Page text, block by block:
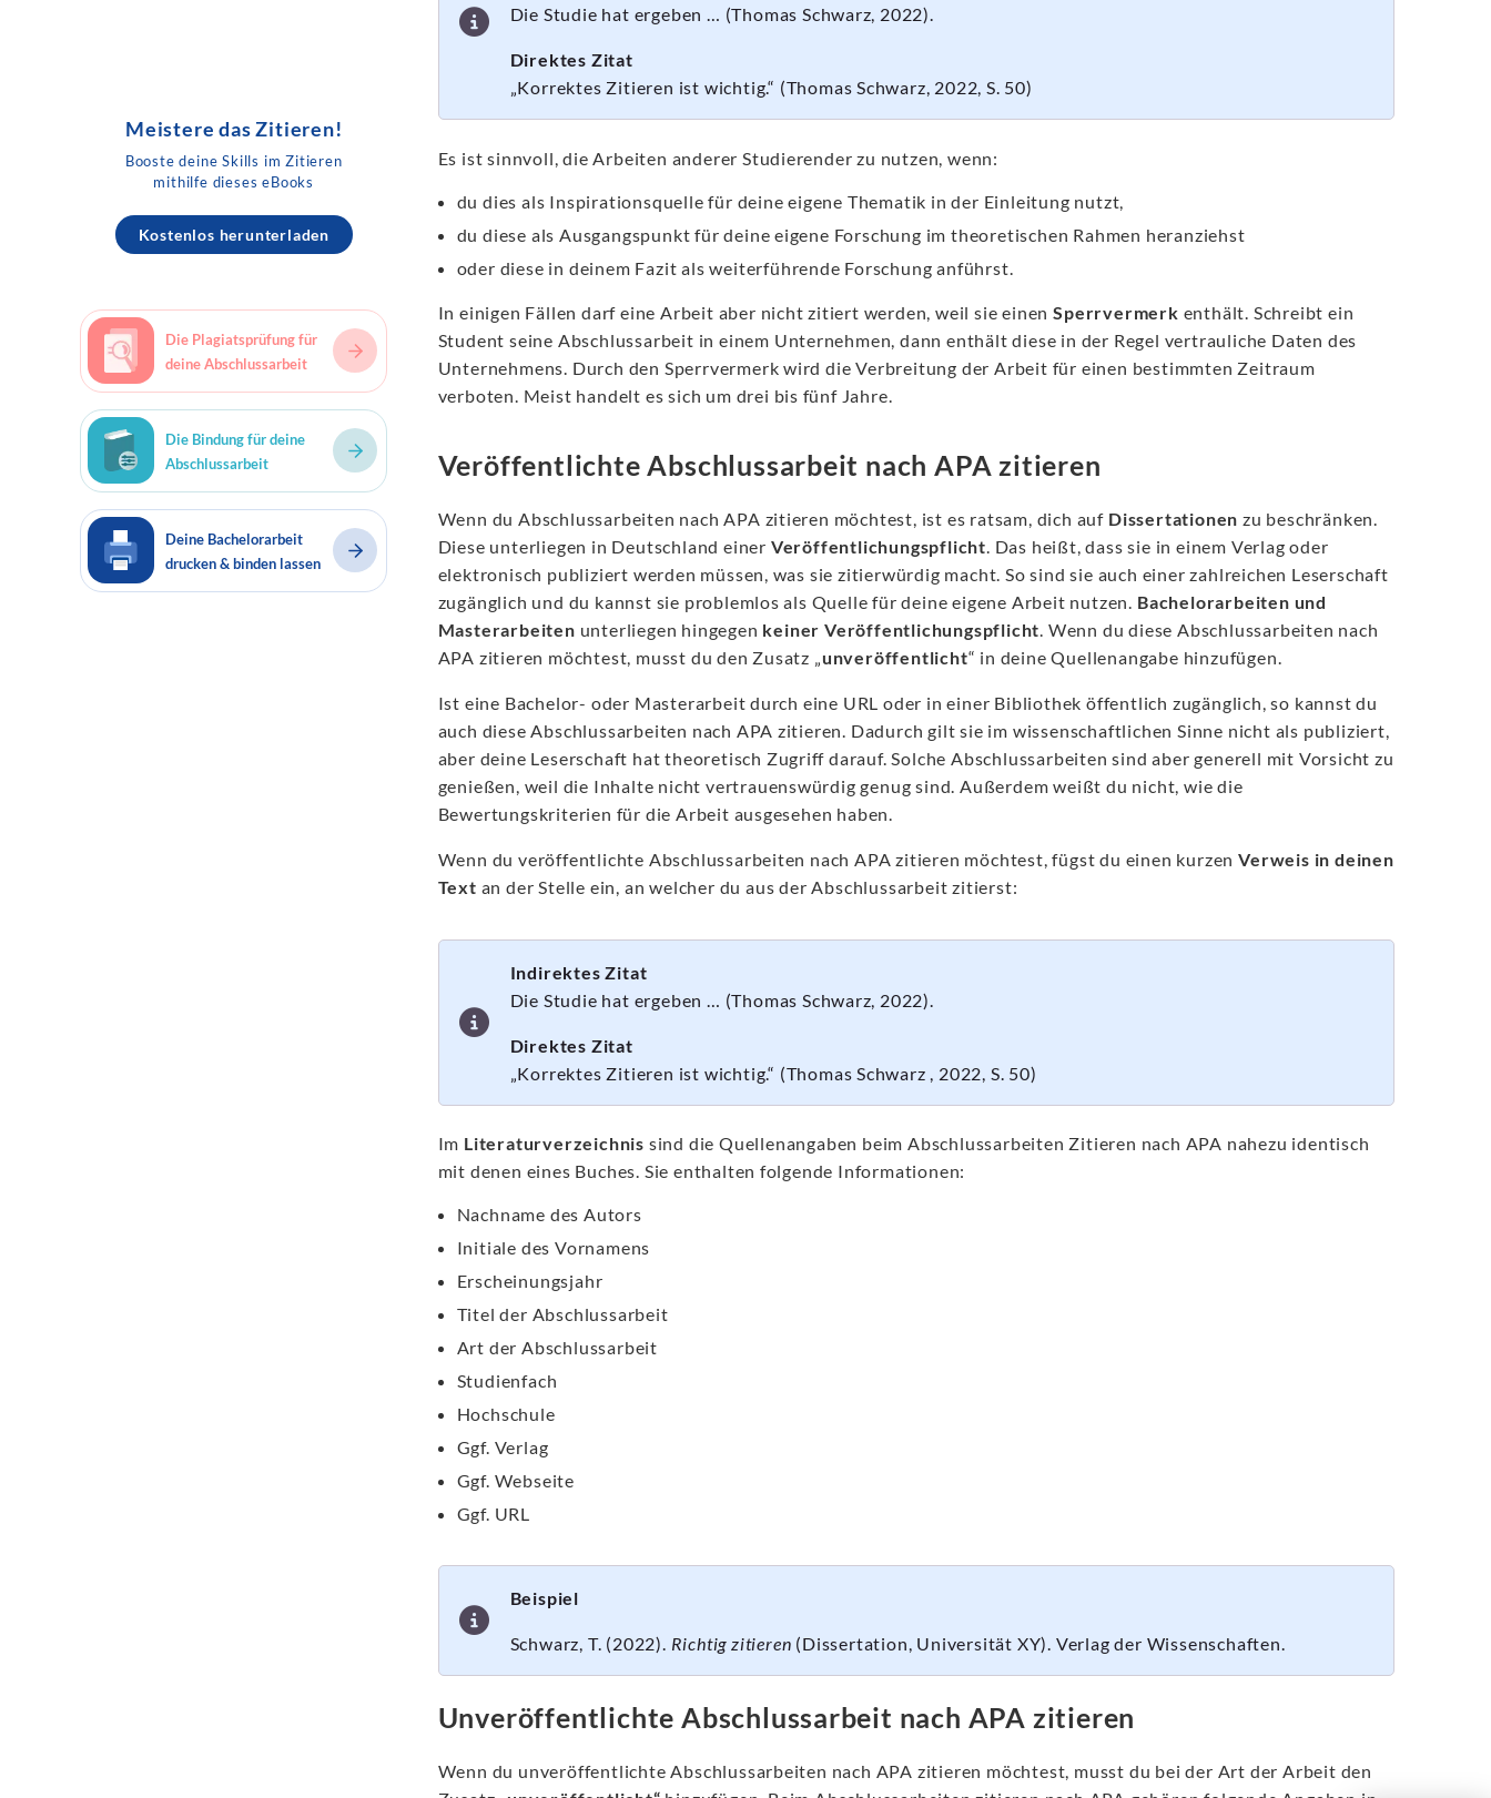
Meistere das Zitieren!
Booste deine Skills im Zitieren
mithilfe dieses eBooks
Kostenlos herunterladen
Die Plagiatsprüfung für
deine Abschlussarbeit
Die Bindung für deine
Abschlussarbeit
Deine Bachelorarbeit
drucken & binden lassen
Die Studie hat ergeben … (Thomas Schwarz, 2022).
Direktes Zitat
„Korrektes Zitieren ist wichtig.“ (Thomas Schwarz, 2022, S. 50)
Es ist sinnvoll, die Arbeiten anderer Studierender zu nutzen, wenn:
du dies als Inspirationsquelle für deine eigene Thematik in der Einleitung nutzt,
du diese als Ausgangspunkt für deine eigene Forschung im theoretischen Rahmen heranziehst
oder diese in deinem Fazit als weiterführende Forschung anführst.
In einigen Fällen darf eine Arbeit aber nicht zitiert werden, weil sie einenSperrvermerk enthält. Schreibt ein
Student seine Abschlussarbeit in einem Unternehmen, dann enthält diese in der Regel vertrauliche Daten des
Unternehmens. Durch den Sperrvermerk wird die Verbreitung der Arbeit für einen bestimmten Zeitraum
verboten. Meist handelt es sich um drei bis fünf Jahre.
Veröffentlichte Abschlussarbeit nach APA zitieren
Wenn du Abschlussarbeiten nach APA zitieren möchtest, ist es ratsam, dich auf Dissertationen zu beschränken.
Diese unterliegen in Deutschland einer Veröffentlichungspflicht . Das heißt, dass sie in einem Verlag oder
elektronisch publiziert werden müssen, was sie zitierwürdig macht. So sind sie auch einer zahlreichen Leserschaft
zugänglich und du kannst sie problemlos als Quelle für deine eigene Arbeit nutzen. Bachelorarbeiten und
Masterarbeiten unterliegen hingegen keiner Veröffentlichungspflicht . Wenn du diese Abschlussarbeiten nach
APA zitieren möchtest, musst du den Zusatz „ unveröffentlicht“ in deine Quellenangabe hinzufügen.
Ist eine Bachelor- oder Masterarbeit durch eine URL oder in einer Bibliothek öffentlich zugänglich, so kannst du
auch diese Abschlussarbeiten nach APA zitieren. Dadurch gilt sie im wissenschaftlichen Sinne nicht als publiziert,
aber deine Leserschaft hat theoretisch Zugriff darauf. Solche Abschlussarbeiten sind aber generell mit Vorsicht zu
genießen, weil die Inhalte nicht vertrauenswürdig genug sind. Außerdem weißt du nicht, wie die
Bewertungskriterien für die Arbeit ausgesehen haben.
Wenn du veröffentlichte Abschlussarbeiten nach APA zitieren möchtest, fügst du einen kurzenVerweis in deinen
Text an der Stelle ein, an welcher du aus der Abschlussarbeit zitierst:
Indirektes Zitat
Die Studie hat ergeben … (Thomas Schwarz, 2022).
Direktes Zitat
„Korrektes Zitieren ist wichtig.“ (Thomas Schwarz , 2022, S. 50)
Im Literaturverzeichnis sind die Quellenangaben beim Abschlussarbeiten Zitieren nach APA nahezu identisch
mit denen eines Buches. Sie enthalten folgende Informationen:
Nachname des Autors
Initiale des Vornamens
Erscheinungsjahr
Titel der Abschlussarbeit
Art der Abschlussarbeit
Studienfach
Hochschule
Ggf. Verlag
Ggf. Webseite
Ggf. URL
Beispiel
Schwarz, T. (2022). Richtig zitieren (Dissertation, Universität XY). Verlag der Wissenschaften.
Unveröffentlichte Abschlussarbeit nach APA zitieren
Wenn du unveröffentlichte Abschlussarbeiten nach APA zitieren möchtest, musst du bei der Art der Arbeit den